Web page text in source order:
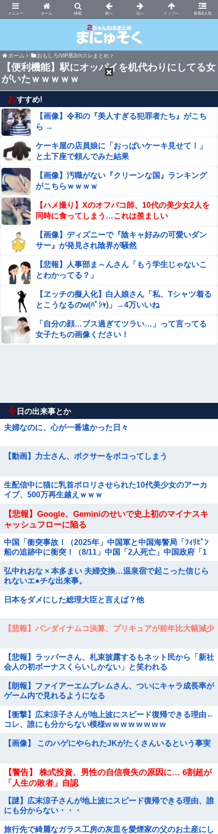
ホーム 新着&人気
まにゅそく 2chまとめニュース速報VIP
ホーム おもしろ/VIP系2chスレまとめ
【便利機能】駅にオッパイを机代わりにしてる女
がいたｗｗｗｗｗ
おすすめ!
【画像】令和の『美人すぎる犯罪者たち』がこち
ら →
ケーキ屋の店員娘に「おっぱいケーキ見せて！」
と土下座で頼んでみた結果
【画像】汚職がない『クリーンな国』ランキング
がこちらｗｗｗｗ
【ハメ撮り】Xのオフパコ師、10代の美少女2人を
同時に食ってしまう…これは羨ましい
【画像】ディズニーで『陰キャ好みの可愛いダン
サー』が発見され陰界が騒然
【悲報】人事部ま～んさん「もう学生じゃないこ
とわかってる？」
【ヱッチの擬人化】白人娘さん「私、Tシャツ着る
とこうなるのw(ﾊﾟｼｬ)」→4万いいね
「自分の顔…ブス過ぎてツラい…」って言ってる
女子たちの画像ください！
今 日の出来事とか
夫婦なのに、心が一番遠かった日々
【動画】力士さん、ボクサーをボコってしまう
生配信中に猫に乳首ポロリさせられた10代美少女のアーカ
イブ、500万再生越えｗｗｗ
【悲報】Google、Geminiのせいで史上初のマイナスキ
ャッシュフローに陥る
中国「衝突事故！（2025年」中国軍と中国海警局「ﾌｨﾘﾋﾟﾝ
船の追跡中に衝突！（8/11」中国「2人死亡」中国政府「1
弘中れおな × 本多まい 夫婦交換…温泉宿で起こった信じら
れないエ●チな出来事。
日本をダメにした総理大臣と言えば？他
【悲報】バンダイナムコ決算、プリキュアが前年比大幅減少
【悲報】ラッパーさん、札束披露するもネット民から「新社
会人の初ボーナスくらいしかない」と笑われる
【朗報】ファイアーエムブレムさん、ついにキャラ成長率が
ゲーム内で見れるようになる
【衝撃】広末涼子さんが地上波にスピード復帰できる理由←
コレ、誰にも分からない模様w w w w w w w w
【画像】 このハゲにやられたJKがたくさんいるという事実
【警告】 株式投資、男性の自信喪失の原因に… 6割超が
「人生の敗者」自認
【謎】広末涼子さんが地上波にスピード復帰できる理由、誰
にも分からない・・・
旅行先で綺麗なガラス工房の灰皿を愛煙家の父のお土産にし